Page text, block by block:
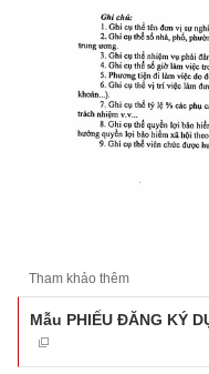
Tham khảo thêm
Mẫu PHIẾU ĐĂNG KÝ